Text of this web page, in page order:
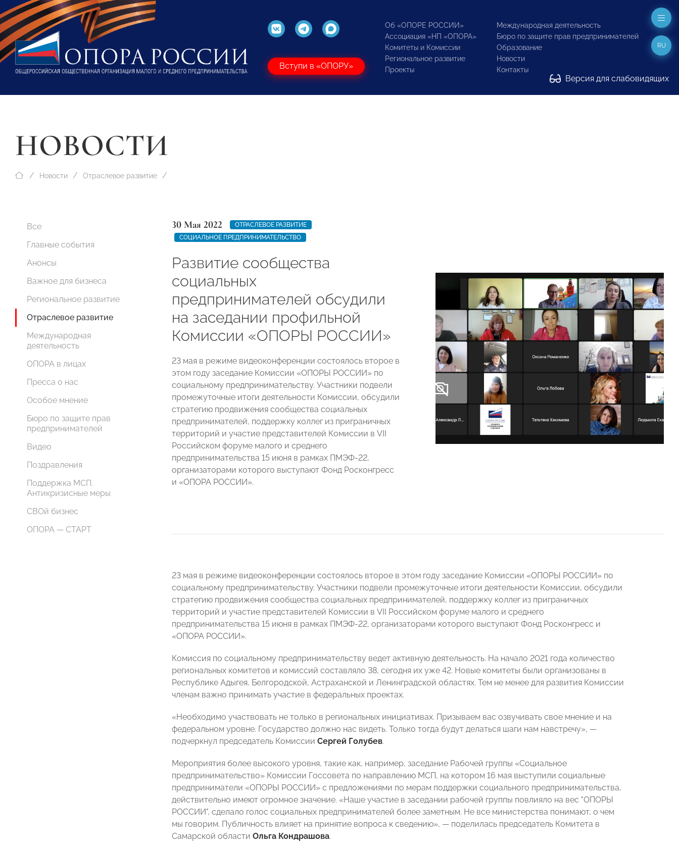
Вступи в «ОПОРУ»
Об «ОПОРЕ РОССИИ»
Ассоциация «НП «ОПОРА»
Комитеты и Комиссии
Региональное развитие
Проекты
Международная деятельность
Бюро по защите прав предпринимателей
Образование
Новости
Контакты
Версия для слабовидящих
RU
НОВОСТИ
Новости Отраслевое развитие
Все
Главные события
Анонсы
Важное для бизнеса
Региональное развитие
Отраслевое развитие
Международная
деятельность
ОПОРА в лицах
Пресса о нас
Особое мнение
Бюро по защите прав
предпринимателей
Видео
Поздравления
Поддержка МСП.
Антикризисные меры
СВОй бизнес
ОПОРА — СТАРТ
30 Мая 2022
ОТРАСЛЕВОЕ РАЗВИТИЕ
СОЦИАЛЬНОЕ ПРЕДПРИНИМАТЕЛЬСТВО
Развитие сообщества
социальных
предпринимателей обсудили
на заседании профильной
Комиссии «ОПОРЫ РОССИИ»
23 мая в режиме видеоконференции состоялось второе в
этом году заседание Комиссии «ОПОРЫ РОССИИ» по
социальному предпринимательству. Участники подвели
промежуточные итоги деятельности Комиссии, обсудили
стратегию продвижения сообщества социальных
предпринимателей, поддержку коллег из приграничных
территорий и участие представителей Комиссии в VII
Российском форуме малого и среднего
предпринимательства 15 июня в рамках ПМЭФ-22,
организаторами которого выступают Фонд Росконгресс
и «ОПОРА РОССИИ».
23 мая в режиме видеоконференции состоялось второе в этом году заседание Комиссии «ОПОРЫ РОССИИ» по
социальному предпринимательству. Участники подвели промежуточные итоги деятельности Комиссии, обсудили
стратегию продвижения сообщества социальных предпринимателей, поддержку коллег из приграничных
территорий и участие представителей Комиссии в VII Российском форуме малого и среднего
предпринимательства 15 июня в рамках ПМЭФ-22, организаторами которого выступают Фонд Росконгресс и
«ОПОРА РОССИИ».
Комиссия по социальному предпринимательству ведет активную деятельность. На начало 2021 года количество
региональных комитетов и комиссий составляло 38, сегодня их уже 42. Новые комитеты были организованы в
Республике Адыгея, Белгородской, Астраханской и Ленинградской областях. Тем не менее для развития Комиссии
членам важно принимать участие в федеральных проектах.
«Необходимо участвовать не только в региональных инициативах. Призываем вас озвучивать свое мнение и на
федеральном уровне. Государство должно нас видеть. Только тогда будут делаться шаги нам навстречу», —
подчеркнул председатель Комиссии Сергей Голубев.
Мероприятия более высокого уровня, такие как, например, заседание Рабочей группы «Социальное
предпринимательство» Комиссии Госсовета по направлению МСП, на котором 16 мая выступили социальные
предприниматели «ОПОРЫ РОССИИ» с предложениями по мерам поддержки социального предпринимательства,
действительно имеют огромное значение. «Наше участие в заседании рабочей группы повлияло на вес "ОПОРЫ
РОССИИ", сделало голос социальных предпринимателей более заметным. Не все министерства понимают, о чем
мы говорим. Публичность влияет на принятие вопроса к сведению», — поделилась председатель Комитета в
Самарской области Ольга Кондрашова.